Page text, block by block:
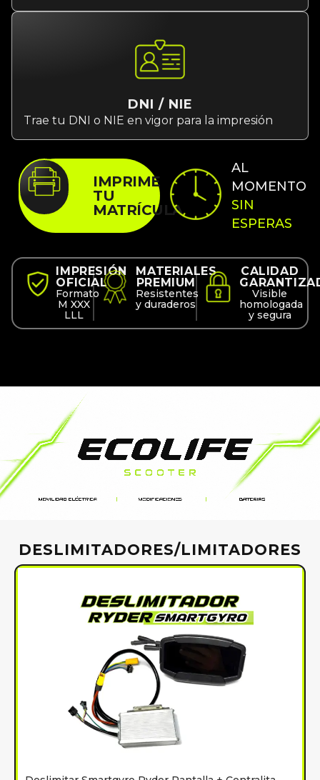
DNI / NIE
Trae tu DNI o NIE en vigor para la impresión
IMPRIME
TU
MATRÍCULA
AL
MOMENTO
SIN
ESPERAS
IMPRESIÓN
OFICIAL
Formato
M XXX
LLL
MATERIALES
PREMIUM
Resistentes
y duraderos
CALIDAD
Visible
homologada
y segura
DESLIMITADORES/LIMITADORES